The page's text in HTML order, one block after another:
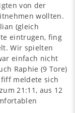
von der
wollten.
(gleich
eintrugen, fing
Wir spielten
einfach nicht
Raphie (9 Tore)
meldete sich
21:11, aus 12